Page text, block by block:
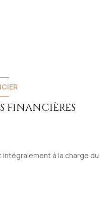
FINANCIÈRES
à la charge du